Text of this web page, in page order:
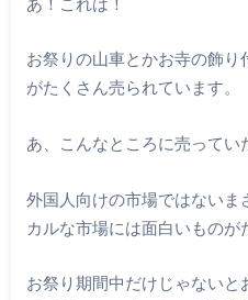
お祭りの山車とかお寺の飾り
がたくさん売られています。
あ、こんなところに売ってい
外国人向けの市場ではないま
カルな市場には面白いものが
お祭り期間中だけじゃない